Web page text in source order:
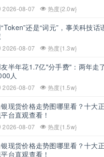
2026-08-07 热度{2.0w}
“Token”还是“词元”，事关科技话
2026-08-07 热度{1.3w}
友半年花1.7亿"分手费"：两年走
人
2026-08-07 热度{1.5w}
现货价格走势图哪里看？十大正
台直观查看！
2026-08-07 热度{1.5w}
现货价格走势图哪里看？十大正
台直观查看！